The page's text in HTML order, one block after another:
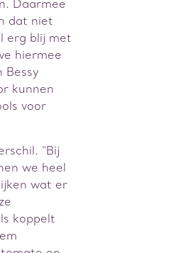
Daarmee
dat niet
erg blij met
hiermee
Bessy
kunnen
voor
"Bij
we heel
wat er
koppelt